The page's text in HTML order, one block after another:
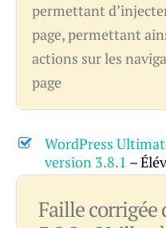
permettant
page, permettant
actions sur les
page
WordPress
version 3.8.1 –
Faille corrigée